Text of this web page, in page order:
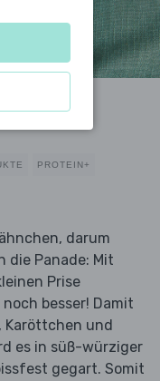
PROTEIN+
darum
die Panade: Mit
Prise
besser! Damit
Karöttchen und
es in süß-würziger
gegart. Somit